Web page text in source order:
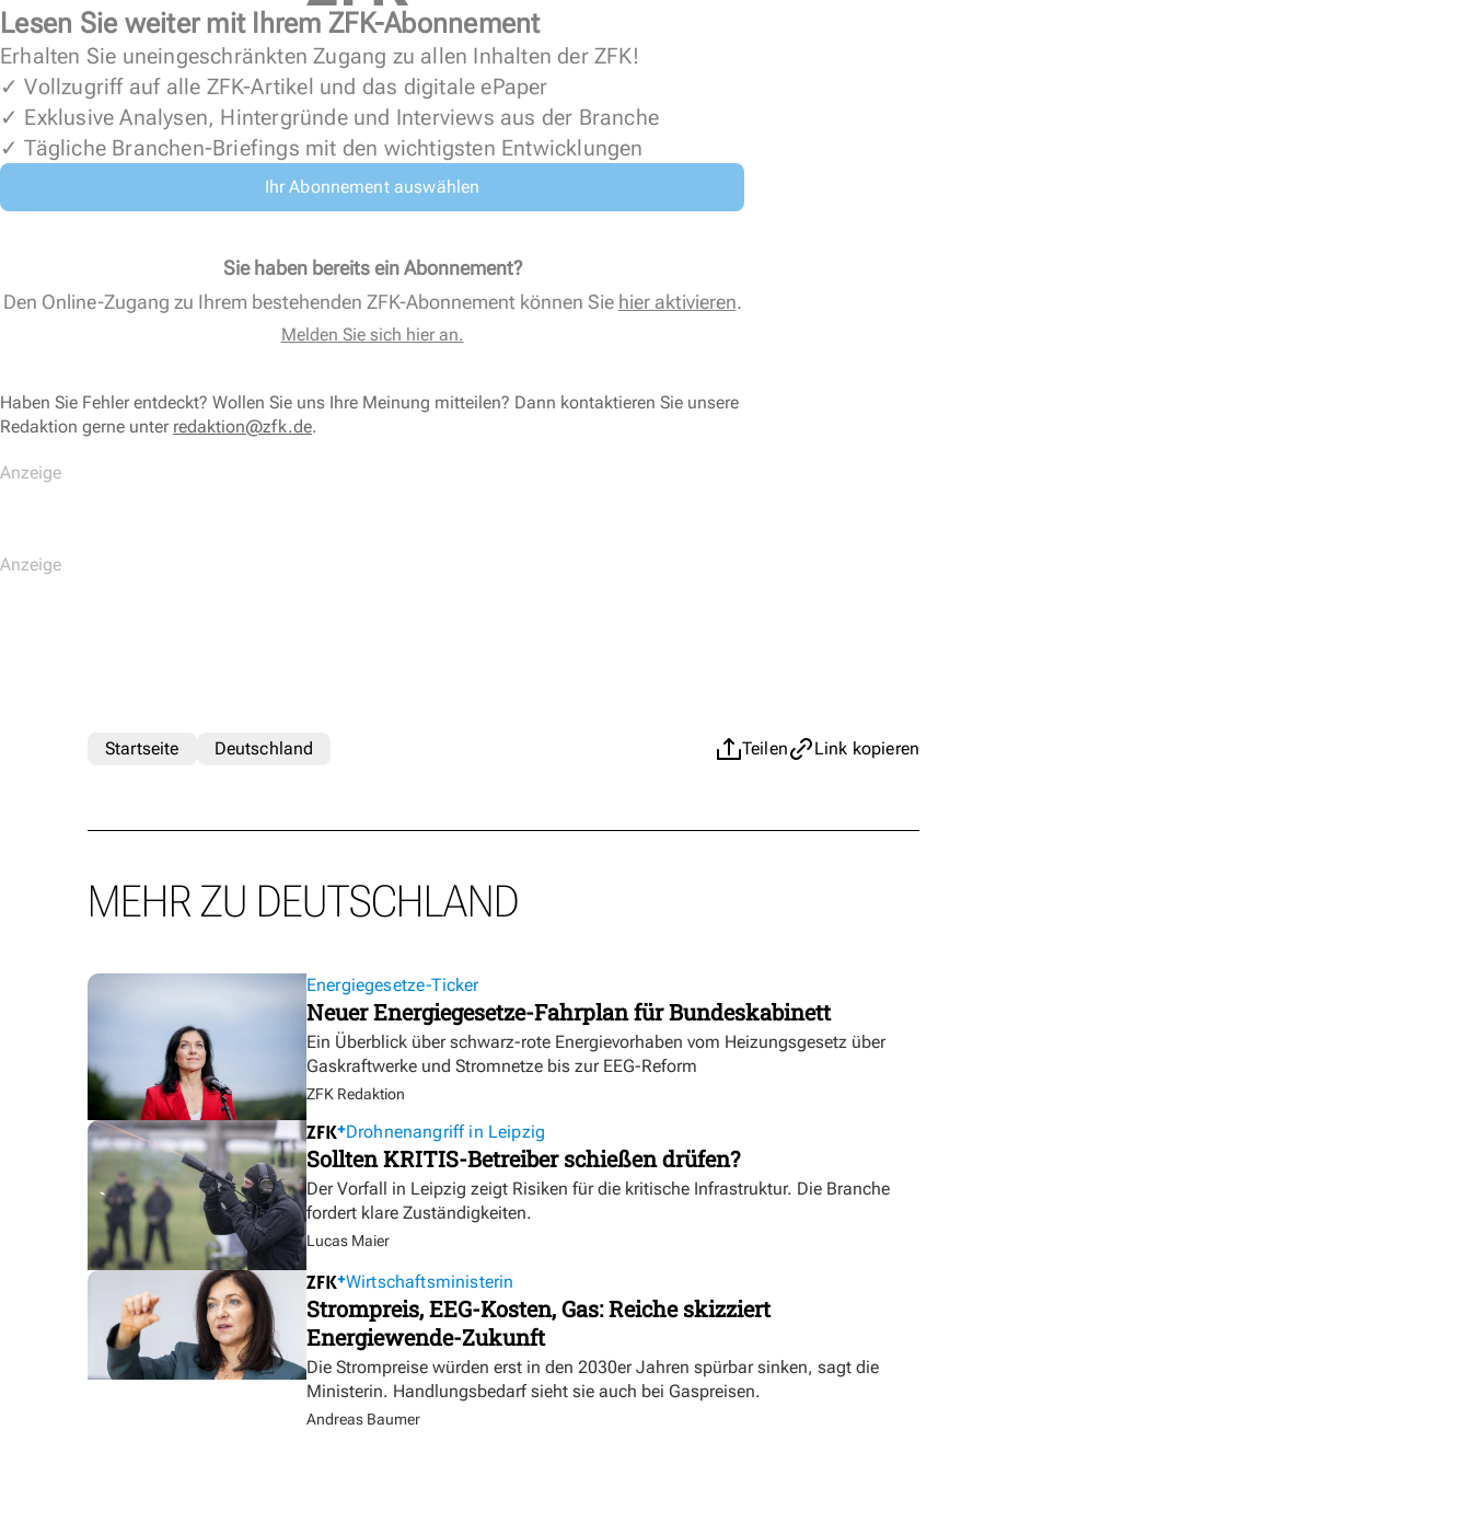
Lesen Sie weiter mit Ihrem ZFK-Abonnement
Erhalten Sie uneingeschränkten Zugang zu allen Inhalten der ZFK!
✓ Vollzugriff auf alle ZFK-Artikel und das digitale ePaper
✓ Exklusive Analysen, Hintergründe und Interviews aus der Branche
✓ Tägliche Branchen-Briefings mit den wichtigsten Entwicklungen
Ihr Abonnement auswählen
Sie haben bereits ein Abonnement?
Den Online-Zugang zu Ihrem bestehenden ZFK-Abonnement können Sie hier aktivieren.
Melden Sie sich hier an.
Haben Sie Fehler entdeckt? Wollen Sie uns Ihre Meinung mitteilen? Dann kontaktieren Sie unsere
Redaktion gerne unter redaktion@zfk.de.
Teilen Link kopieren
Startseite Deutschland
MEHR ZU DEUTSCHLAND
Energiegesetze-Ticker
Neuer Energiegesetze-Fahrplan für Bundeskabinett
Ein Überblick über schwarz-rote Energievorhaben vom Heizungsgesetz über
Gaskraftwerke und Stromnetze bis zur EEG-Reform
ZFK Redaktion
Drohnenangriff in Leipzig
Sollten KRITIS-Betreiber schießen drüfen?
Der Vorfall in Leipzig zeigt Risiken für die kritische Infrastruktur. Die Branche
fordert klare Zuständigkeiten.
Lucas Maier
Wirtschaftsministerin
Strompreis, EEG-Kosten, Gas: Reiche skizziert
Energiewende-Zukunft
Die Strompreise würden erst in den 2030er Jahren spürbar sinken, sagt die
Ministerin. Handlungsbedarf sieht sie auch bei Gaspreisen.
Andreas Baumer